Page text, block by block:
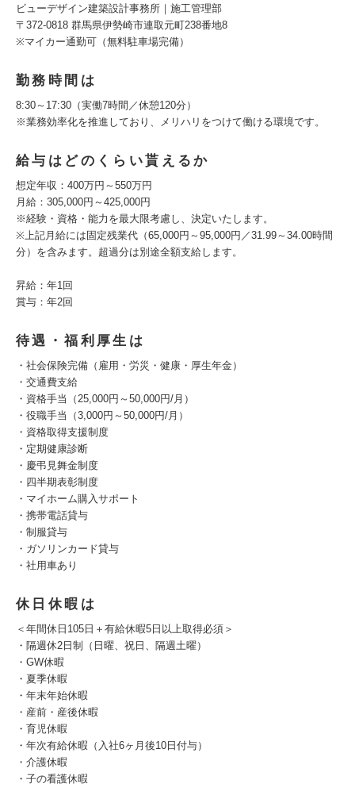
ビューデザイン建築設計事務所｜施工管理部
〒372-0818 群馬県伊勢崎市連取元町238番地8
※マイカー通勤可（無料駐車場完備）
勤務時間は
8:30～17:30（実働7時間／休憩120分）
※業務効率化を推進しており、メリハリをつけて働ける環境です。
給与はどのくらい貰えるか
想定年収：400万円～550万円
月給：305,000円～425,000円
※経験・資格・能力を最大限考慮し、決定いたします。
※上記月給には固定残業代（65,000円～95,000円／31.99～34.00時間
分）を含みます。超過分は別途全額支給します。
昇給：年1回
賞与：年2回
待遇・福利厚生は
・社会保険完備（雇用・労災・健康・厚生年金）
・交通費支給
・資格手当（25,000円～50,000円/月）
・役職手当（3,000円～50,000円/月）
・資格取得支援制度
・定期健康診断
・慶弔見舞金制度
・四半期表彰制度
・マイホーム購入サポート
・携帯電話貸与
・制服貸与
・ガソリンカード貸与
・社用車あり
休日休暇は
＜年間休日105日＋有給休暇5日以上取得必須＞
・隔週休2日制（日曜、祝日、隔週土曜）
・GW休暇
・夏季休暇
・年末年始休暇
・産前・産後休暇
・育児休暇
・年次有給休暇（入社6ヶ月後10日付与）
・介護休暇
・子の看護休暇